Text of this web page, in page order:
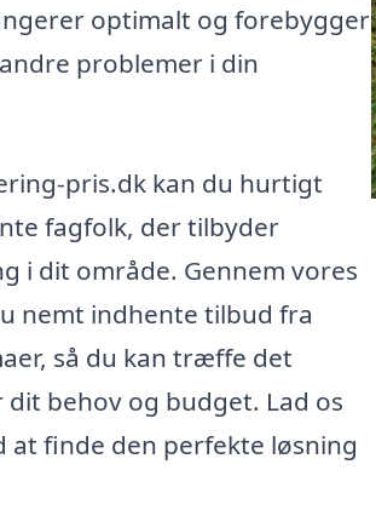
optimalt og forebygger
problemer i din
pris.dk kan du hurtigt
fagfolk, der tilbyder
i dit område. Gennem vores
nemt indhente tilbud fra
så du kan træffe det
behov og budget. Lad os
at finde den perfekte løsning